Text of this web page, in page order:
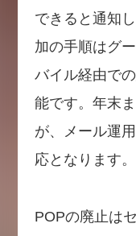
できると通知
加の手順はグ
バイル経由で
能です。年末
が、メール運
応となります。
POPの廃止は